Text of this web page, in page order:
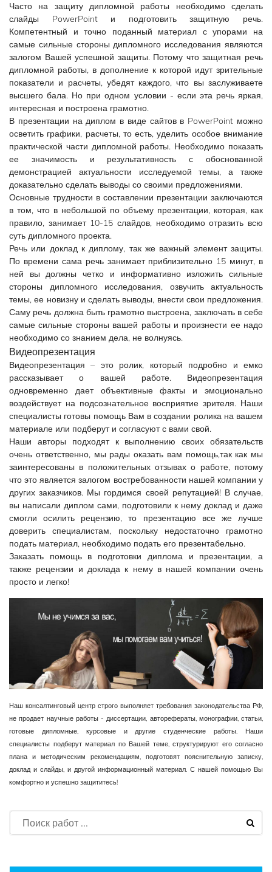
Часто на защиту дипломной работы необходимо сделать
слайды PowerPoint и подготовить защитную речь.
Компетентный и точно поданный материал с упорами на
самые сильные стороны дипломного исследования являются
залогом Вашей успешной защиты. Потому что защитная речь
дипломной работы, в дополнение к которой идут зрительные
показатели и расчеты, убедят каждого, что вы заслуживаете
высшего бала. Но при одном условии - если эта речь яркая,
интересная и построена грамотно.
В презентации на диплом в виде сайтов в PowerPoint можно
осветить графики, расчеты, то есть, уделить особое внимание
практической части дипломной работы. Необходимо показать
ее значимость и результативность с обоснованной
демонстрацией актуальности исследуемой темы, а также
доказательно сделать выводы со своими предложениями.
Основные трудности в составлении презентации заключаются
в том, что в небольшой по объему презентации, которая, как
правило, занимает 10-15 слайдов, необходимо отразить всю
суть дипломного проекта.
Речь или доклад к диплому, так же важный элемент защиты.
По времени сама речь занимает приблизительно 15 минут, в
ней вы должны четко и информативно изложить сильные
стороны дипломного исследования, озвучить актуальность
темы, ее новизну и сделать выводы, внести свои предложения.
Саму речь должна быть грамотно выстроена, заключать в себе
самые сильные стороны вашей работы и произнести ее надо
необходимо со знанием дела, не волнуясь.
Видеопрезентация
Видеопрезентация – это ролик, который подробно и емко
рассказывает о вашей работе. Видеопрезентация
одновременно дает объективные факты и эмоционально
воздействует на подсознательное восприятие зрителя. Наши
специалисты готовы помощь Вам в создании ролика на вашем
материале или подберут и согласуют с вами свой.
Наши авторы подходят к выполнению своих обязательств
очень ответственно, мы рады оказать вам помощь,так как мы
заинтересованы в положительных отзывах о работе, потому
что это является залогом востребованности нашей компании у
других заказчиков. Мы гордимся своей репутацией! В случае,
вы написали диплом сами, подготовили к нему доклад и даже
смогли осилить рецензию, то презентацию все же лучше
доверить специалистам, поскольку недостаточно грамотно
подать материал, необходимо подать его презентабельно.
Заказать помощь в подготовки диплома и презентации, а
также рецензии и доклада к нему в нашей компании очень
просто и легко!
Наш консалтинговый центр строго выполняет требования законодательства РФ,
не продает научные работы - диссертации, авторефераты, монографии, статьи,
готовые дипломные, курсовые и другие студенческие работы. Наши
специалисты подберут материал по Вашей теме, структурируют его согласно
плана и методическим рекомендациям, подготовят пояснительную записку,
доклад и слайды, и другой информационный материал. С нашей помощью Вы
комфортно и успешно защититесь!